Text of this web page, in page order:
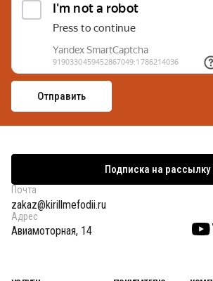
Подписка на рассылку
Почта
zakaz@kirillmefodii.ru
Адрес
Авиамоторная, 14